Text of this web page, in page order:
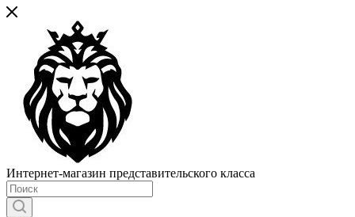
Интернет-магазин представительского класса